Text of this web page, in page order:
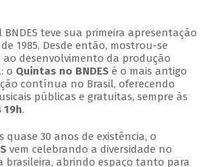
BNDES teve sua primeira apresentação
1985. Desde então, mostrou-se
desenvolvimento da produção
o Quintas no BNDESé o mais antigo
contínua no Brasil, oferecendo
públicas e gratuitas, sempre às
.
quase 30 anos de existência, o
vem celebrando a diversidade no
brasileira, abrindo espaço tanto para